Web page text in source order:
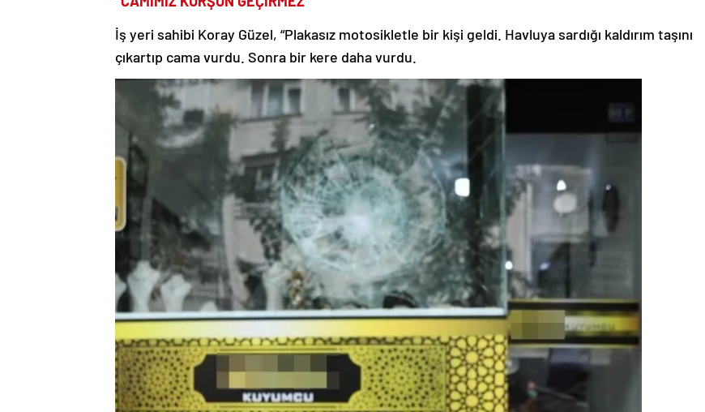
İş yeri sahibi Koray Güzel, “Plakasız motosikletle bir kişi geldi. Havluya sardığı kaldırım taşını
çıkartıp cama vurdu. Sonra bir kere daha vurdu.